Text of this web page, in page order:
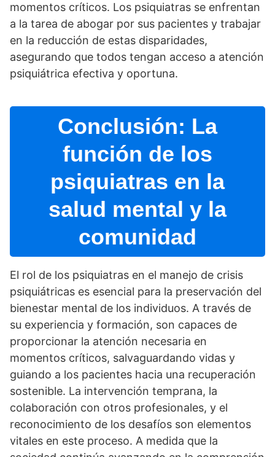
momentos crí­ticos. Los psiquiatras se enfrentan
a la tarea de abogar por sus pacientes y trabajar
en la reducción de estas disparidades,
asegurando que todos tengan acceso a atención
psiquiátrica efectiva y oportuna.
Conclusión: La
función de los
psiquiatras en la
salud mental y la
comunidad
El rol de los psiquiatras en el manejo de crisis
psiquiátricas es esencial para la preservación del
bienestar mental de los individuos. A través de
su experiencia y formación, son capaces de
proporcionar la atención necesaria en
momentos crí­ticos, salvaguardando vidas y
guiando a los pacientes hacia una recuperación
sostenible. La intervención temprana, la
colaboración con otros profesionales, y el
reconocimiento de los desafí­os son elementos
vitales en este proceso. A medida que la